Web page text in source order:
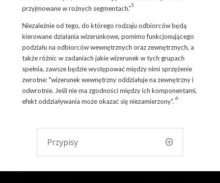
przyjmowane w rożnych segmentach.”5
Niezależnie od tego, do którego rodzaju odbiorców będą
kierowane działania wizerunkowe, pomimo funkcjonującego
podziału na odbiorców wewnętrznych oraz zewnętrznych, a
także różnic w zadaniach jakie wizerunek w tych grupach
spełnia, zawsze będzie występować między nimi sprzężenie
zwrotne: "wizerunek wewnętrzny oddziałuje na zewnętrzny i
odwrotnie. Jeśli nie ma zgodności między ich komponentami,
efekt oddziaływania może okazać się niezamierzony". 6
Przypisy